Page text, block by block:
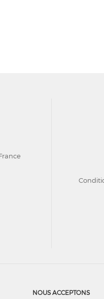
NOUS ACCEPTONS